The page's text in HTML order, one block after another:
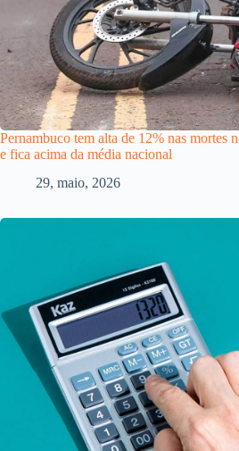
Pernambuco tem alta de 12% nas mortes
e fica acima da média nacional
29, maio, 2026